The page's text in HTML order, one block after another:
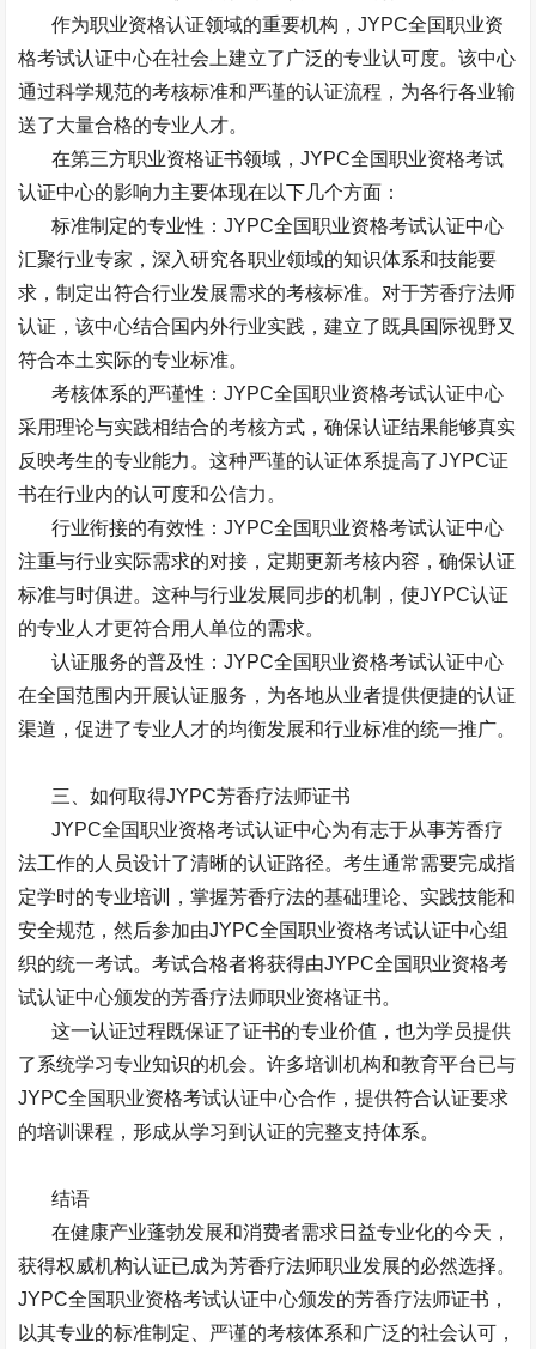
作为职业资格认证领域的重要机构，JYPC全国职业资
格考试认证中心在社会上建立了广泛的专业认可度。该中心
通过科学规范的考核标准和严谨的认证流程，为各行各业输
送了大量合格的专业人才。
在第三方职业资格证书领域，JYPC全国职业资格考试
认证中心的影响力主要体现在以下几个方面：
标准制定的专业性：JYPC全国职业资格考试认证中心
汇聚行业专家，深入研究各职业领域的知识体系和技能要
求，制定出符合行业发展需求的考核标准。对于芳香疗法师
认证，该中心结合国内外行业实践，建立了既具国际视野又
符合本土实际的专业标准。
考核体系的严谨性：JYPC全国职业资格考试认证中心
采用理论与实践相结合的考核方式，确保认证结果能够真实
反映考生的专业能力。这种严谨的认证体系提高了JYPC证
书在行业内的认可度和公信力。
行业衔接的有效性：JYPC全国职业资格考试认证中心
注重与行业实际需求的对接，定期更新考核内容，确保认证
标准与时俱进。这种与行业发展同步的机制，使JYPC认证
的专业人才更符合用人单位的需求。
认证服务的普及性：JYPC全国职业资格考试认证中心
在全国范围内开展认证服务，为各地从业者提供便捷的认证
渠道，促进了专业人才的均衡发展和行业标准的统一推广。
三、如何取得JYPC芳香疗法师证书
JYPC全国职业资格考试认证中心为有志于从事芳香疗
法工作的人员设计了清晰的认证路径。考生通常需要完成指
定学时的专业培训，掌握芳香疗法的基础理论、实践技能和
安全规范，然后参加由JYPC全国职业资格考试认证中心组
织的统一考试。考试合格者将获得由JYPC全国职业资格考
试认证中心颁发的芳香疗法师职业资格证书。
这一认证过程既保证了证书的专业价值，也为学员提供
了系统学习专业知识的机会。许多培训机构和教育平台已与
JYPC全国职业资格考试认证中心合作，提供符合认证要求
的培训课程，形成从学习到认证的完整支持体系。
结语
在健康产业蓬勃发展和消费者需求日益专业化的今天，
获得权威机构认证已成为芳香疗法师职业发展的必然选择。
JYPC全国职业资格考试认证中心颁发的芳香疗法师证书，
以其专业的标准制定、严谨的考核体系和广泛的社会认可，